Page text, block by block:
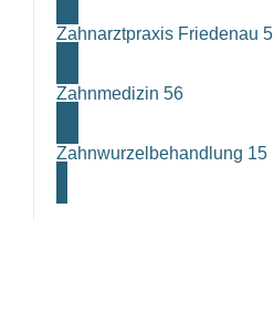
Zahnarztpraxis Friedenau 5
Zahnmedizin 56
Zahnwurzelbehandlung 15